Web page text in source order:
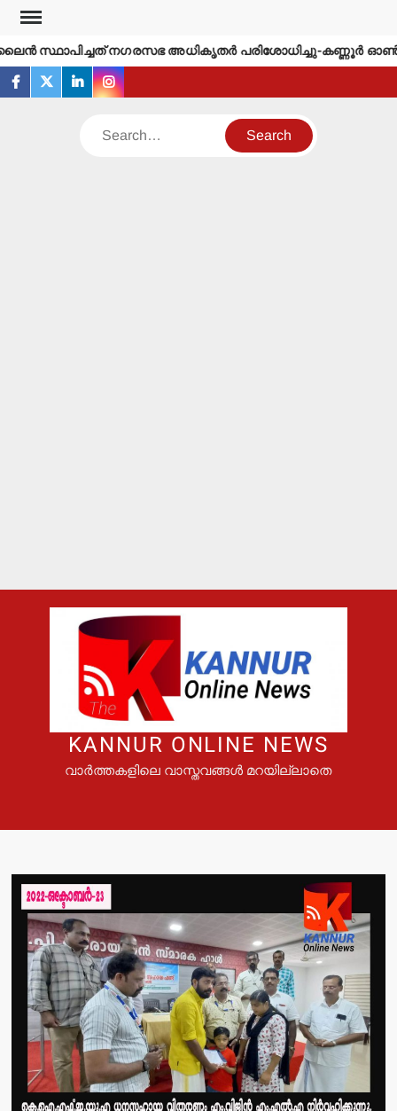
Skip
contentസ്ഥാപിച്ചത് നഗരസഭ അധികൃതര്‍ പരിശോധിച്ചു-കണ്ണൂര്‍
facebook
twitterlinkedininstagram
Search
KANNUR ONLINE NEWS
വാർത്തകളിലെ വാസ്തവങ്ങൾ മറയില്ലാതെ